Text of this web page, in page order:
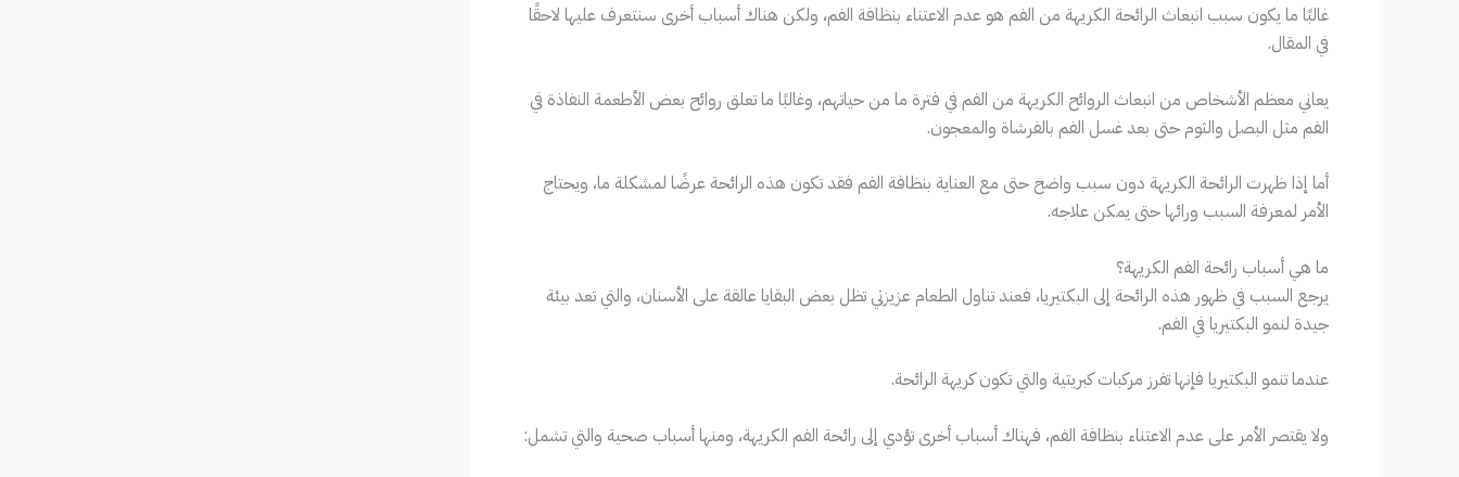
غالبًا ما يكون سبب انبعاث الرائحة الكريهة من الفم هو عدم الاعتناء بنظافة الفم، ولكن هناك أسباب أخرى سنتعرف عليها لاحقًا
في المقال.
يعاني معظم الأشخاص من انبعاث الروائح الكريهة من الفم في فترة ما من حياتهم، وغالبًا ما تعلق روائح بعض الأطعمة النفاذة في
الفم مثل البصل والثوم حتى بعد غسل الفم بالفرشاة والمعجون.
أما إذا ظهرت الرائحة الكريهة دون سبب واضح حتى مع العناية بنظافة الفم فقد تكون هذه الرائحة عرضًا لمشكلة ما، ويحتاج
الأمر لمعرفة السبب ورائها حتى يمكن علاجه.
ما هي أسباب رائحة الفم الكريهة؟
يرجع السبب في ظهور هذه الرائحة إلى البكتيريا، فعند تناول الطعام عزيزتي تظل بعض البقايا عالقة على الأسنان، والتي تعد بيئة
جيدة لنمو البكتيريا في الفم.
عندما تنمو البكتيريا فإنها تفرز مركبات كبريتية والتي تكون كريهة الرائحة.
ولا يقتصر الأمر على عدم الاعتناء بنظافة الفم، فهناك أسباب أخرى تؤدي إلى رائحة الفم الكريهة، ومنها أسباب صحية والتي تشمل: